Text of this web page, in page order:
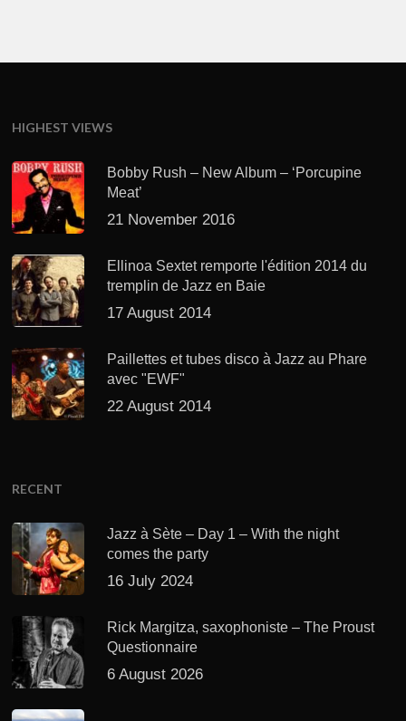
HIGHEST VIEWS
Bobby Rush – New Album – ‘Porcupine
Meat’
21 November 2016
Ellinoa Sextet remporte l'édition 2014 du
tremplin de Jazz en Baie
17 August 2014
Paillettes et tubes disco à Jazz au Phare
avec "EWF"
22 August 2014
RECENT
Jazz à Sète – Day 1 – With the night
comes the party
16 July 2024
Rick Margitza, saxophoniste – The Proust
Questionnaire
6 August 2026